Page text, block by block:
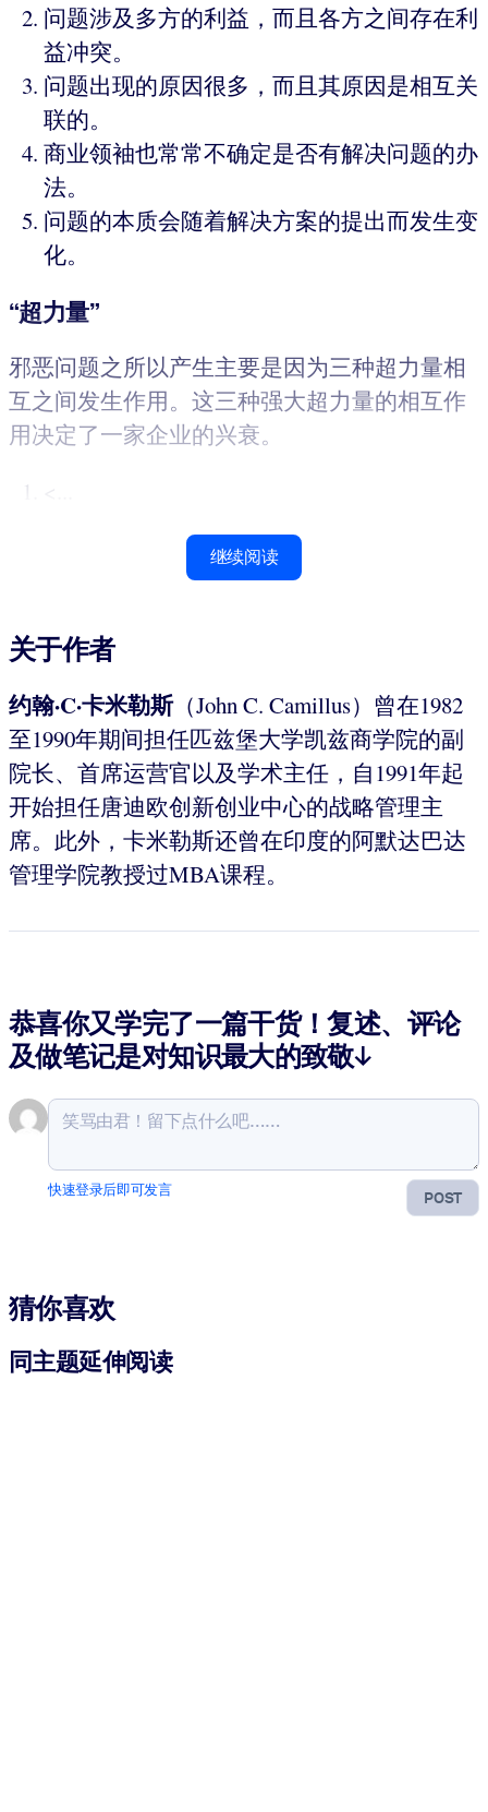
问题涉及多方的利益，而且各方之间存在利
益冲突。
问题出现的原因很多，而且其原因是相互关
联的。
商业领袖也常常不确定是否有解决问题的办
法。
问题的本质会随着解决方案的提出而发生变
化。
“超力量”
邪恶问题之所以产生主要是因为三种超力量相
互之间发生作用。这三种强大超力量的相互作
用决定了一家企业的兴衰。
继续阅读
关于作者
约翰·C·卡米勒斯（John C. Camillus）曾在1982
至1990年期间担任匹兹堡大学凯兹商学院的副
院长、首席运营官以及学术主任，自1991年起
开始担任唐迪欧创新创业中心的战略管理主
席。此外，卡米勒斯还曾在印度的阿默达巴达
管理学院教授过MBA课程。
恭喜你又学完了一篇干货！复述、评论
及做笔记是对知识最大的致敬↓
POST
快速登录后即可发言
猜你喜欢
同主题延伸阅读